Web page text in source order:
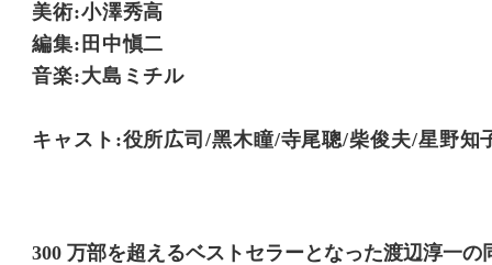
美術:小澤秀高
編集:田中愼二
音楽:大島ミチル
キャスト:役所広司/黑木瞳/寺尾聰/柴俊夫/星野知
300 万部を超えるベストセラーとなった渡辺淳一の